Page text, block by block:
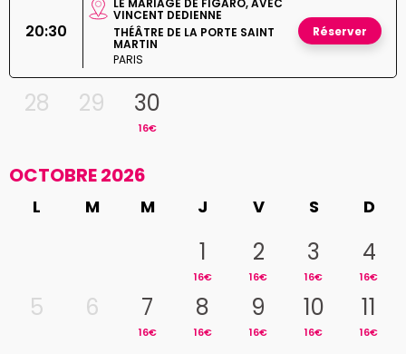
20:30
VINCENT DEDIENNE
THÉÂTRE DE LA PORTE SAINT
MARTIN
PARIS
Réserver
28 29 30
16€
OCTOBRE 2026
L M M J V S D
1
16€
2
16€
3
16€
4
16€
5 6 7
16€
8
16€
9
16€
10
16€
11
16€